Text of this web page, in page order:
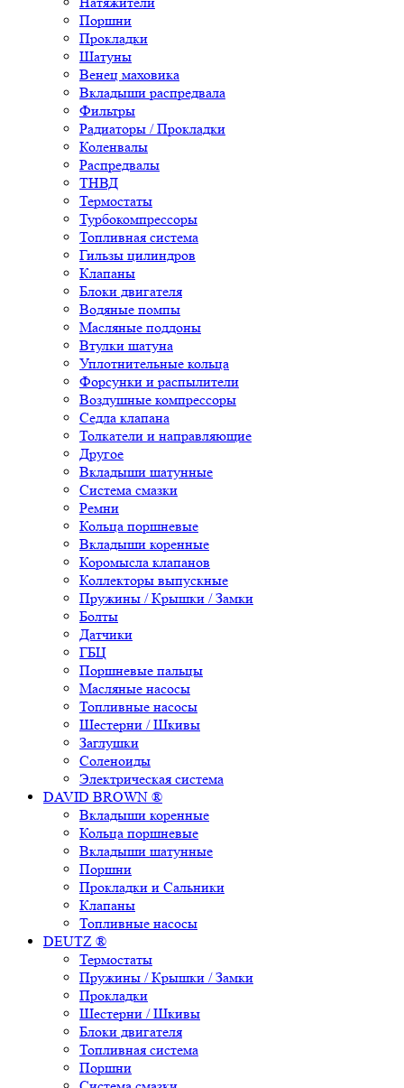
Поршни
Прокладки
Шатуны
Венец маховика
Вкладыши распредвала
Фильтры
Радиаторы / Прокладки
Коленвалы
Распредвалы
ТНВД
Термостаты
Турбокомпрессоры
Топливная система
Гильзы цилиндров
Клапаны
Блоки двигателя
Водяные помпы
Масляные поддоны
Втулки шатуна
Уплотнительные кольца
Форсунки и распылители
Воздушные компрессоры
Седла клапана
Толкатели и направляющие
Другое
Вкладыши шатунные
Система смазки
Ремни
Кольца поршневые
Вкладыши коренные
Коромысла клапанов
Коллекторы выпускные
Пружины / Крышки / Замки
Болты
Датчики
ГБЦ
Поршневые пальцы
Масляные насосы
Топливные насосы
Шестерни / Шкивы
Заглушки
Соленоиды
Электрическая система
DAVID BROWN ®
Вкладыши коренные
Кольца поршневые
Вкладыши шатунные
Поршни
Прокладки и Сальники
Клапаны
Топливные насосы
DEUTZ ®
Термостаты
Пружины / Крышки / Замки
Прокладки
Шестерни / Шкивы
Блоки двигателя
Топливная система
Поршни